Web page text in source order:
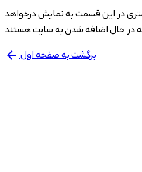
در این قسمت به نمایش درخواهد
arrow_back برگشت به صفحه اول